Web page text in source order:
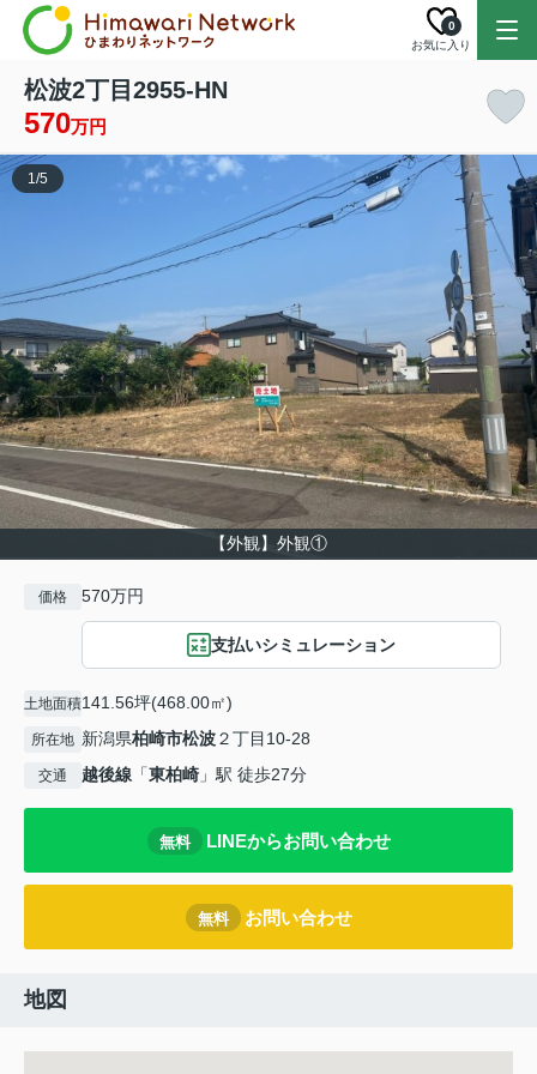
お気に入り
0
松波2丁目2955-HN
570万円
【外観】外観①
1/5
価格 570万円
支払いシミュレーション
土地面積141.56坪(468.00㎡)
所在地 新潟県柏崎市松波２丁目10-28
交通 越後線 「東柏崎 」駅 徒歩27分
無料 LINEからお問い合わせ
無料 お問い合わせ
地図